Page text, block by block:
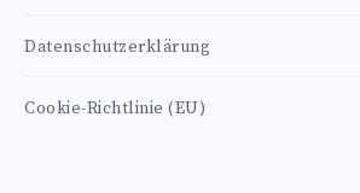
Datenschutzerklärung
Cookie-Richtlinie (EU)